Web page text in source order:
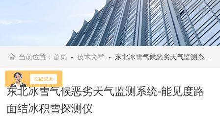
当前位置：首页 -技术文章 - 东北冰雪气候恶劣天气监测系统-能见度路面结冰积雪探测仪
东北冰雪气候恶劣天气监测系统-能见度路
面结冰积雪探测仪